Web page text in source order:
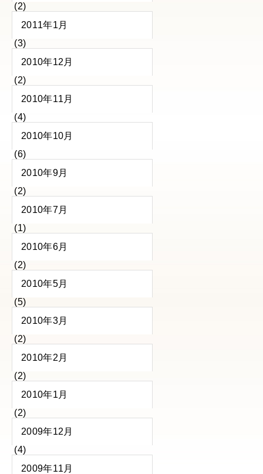
(2)
2011年1月
(3)
2010年12月
(2)
2010年11月
(4)
2010年10月
(6)
2010年9月
(2)
2010年7月
(1)
2010年6月
(2)
2010年5月
(5)
2010年3月
(2)
2010年2月
(2)
2010年1月
(2)
2009年12月
(4)
2009年11月